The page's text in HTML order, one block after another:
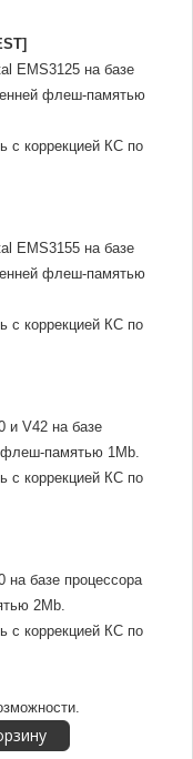
EMS3125 на базе
флеш-памятью
с коррекцией КС по
EMS3155 на базе
флеш-памятью
с коррекцией КС по
и V42 на базе
флеш-памятью 1Mb.
с коррекцией КС по
на базе процессора
2Mb.
с коррекцией КС по